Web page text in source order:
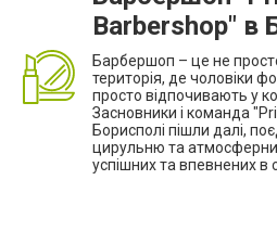
Barbershop" в
Барбершоп – це не
територія, де чоловіки
просто відпочивають у
Засновники і команда
Борисполі пішли далі,
цирульню та
успішних та впевнених в